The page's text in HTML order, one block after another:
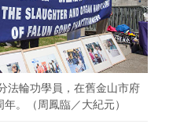
法輪功學員，在舊金山市府
。（周鳳臨／大紀元）